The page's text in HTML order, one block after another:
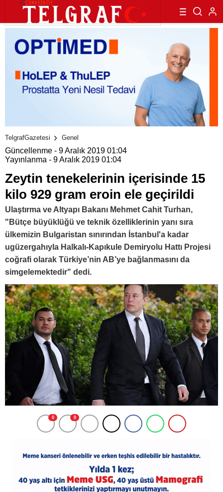
TelgrafGazetesi Genel
Güncellenme - 9 Aralık 2019 01:04
Yayınlanma - 9 Aralık 2019 01:04
Zeytin tenekelerinin içerisinde 15
kilo 929 gram eroin ele geçirildi
Ulaştırma ve Altyapı Bakanı Mehmet Cahit Turhan,
"Bütçe büyüklüğü ve teknik özelliklerinin yanı sıra
ülkemizin Bulgaristan sınırından İstanbul'a kadar
ugüzergahıyla Halkalı-Kapıkule Demiryolu Hattı Projesi
coğrafi olarak Türkiye’nin AB’ye bağlanmasını da
simgelemektedir" dedi.
0 0